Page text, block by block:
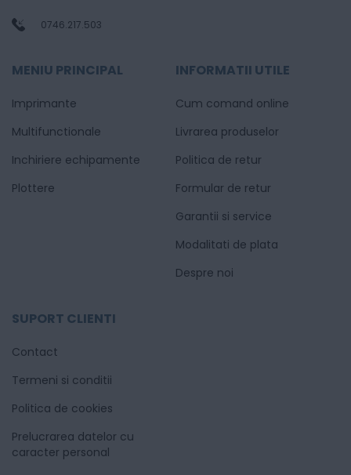
0746.217.503
MENIU PRINCIPAL
Imprimante
Multifunctionale
Inchiriere echipamente
Plottere
INFORMATII UTILE
Cum comand online
Livrarea produselor
Politica de retur
Formular de retur
Garantii si service
Modalitati de plata
Despre noi
SUPORT CLIENTI
Contact
Termeni si conditii
Politica de cookies
Prelucrarea datelor cu
caracter personal